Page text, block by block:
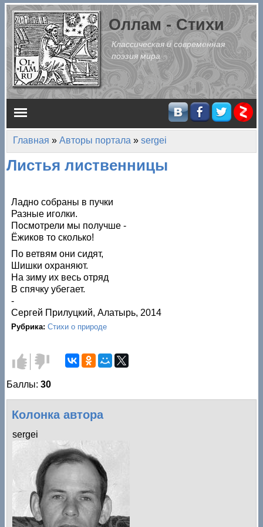
Перейти к основному содержанию
Оллам - Стихи
Классическая и современная
поэзия мира
Главное меню
Вы здесь
Главная » Авторы портала » sergei
Листья лиственницы
Ладно собраны в пучки
Разные иголки.
Посмотрели мы получше -
Ёжиков то сколько!
По ветвям они сидят,
Шишки охраняют.
На зиму их весь отряд
В спячку убегает.
-
Сергей Прилуцкий, Алатырь, 2014
Рубрика:Стихи о природе
Голос
за!
Голос
против!
Баллы:30
Колонка автора
sergei